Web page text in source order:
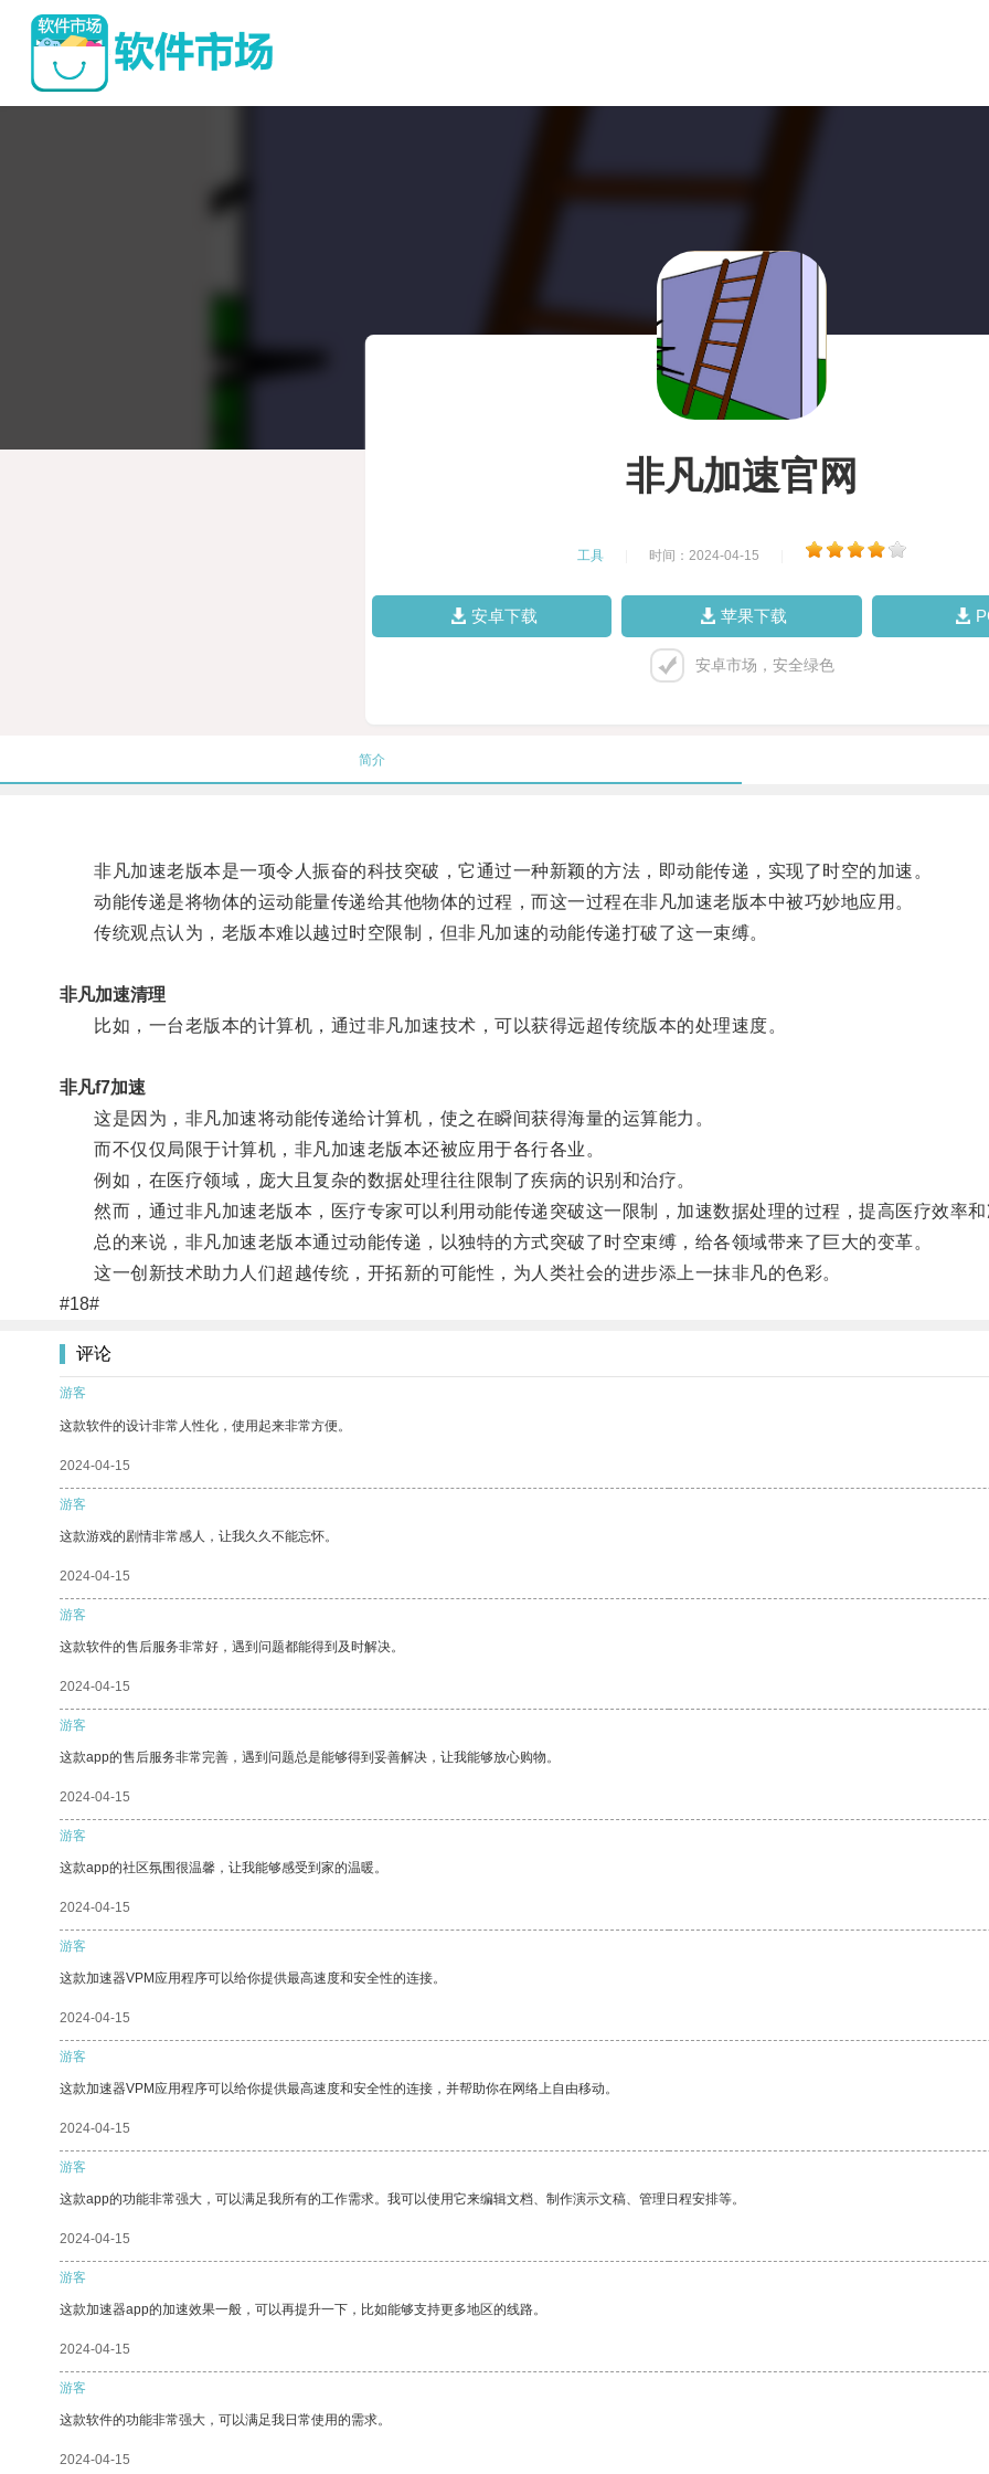
非凡加速官网
工具 时间：2024-04-15
安卓下载 苹果下载
安卓市场，安全绿色
简介
非凡加速老版本是一项令人振奋的科技突破，它通过一种新颖的方法，即动能传递，实现了时空的加速。
动能传递是将物体的运动能量传递给其他物体的过程，而这一过程在非凡加速老版本中被巧妙地应用。
传统观点认为，老版本难以越过时空限制，但非凡加速的动能传递打破了这一束缚。
非凡加速清理
比如，一台老版本的计算机，通过非凡加速技术，可以获得远超传统版本的处理速度。
非凡f7加速
这是因为，非凡加速将动能传递给计算机，使之在瞬间获得海量的运算能力。
而不仅仅局限于计算机，非凡加速老版本还被应用于各行各业。
例如，在医疗领域，庞大且复杂的数据处理往往限制了疾病的识别和治疗。
然而，通过非凡加速老版本，医疗专家可以利用动能传递突破这一限制，加速数据处理的过程，提高医疗效率和
总的来说，非凡加速老版本通过动能传递，以独特的方式突破了时空束缚，给各领域带来了巨大的变革。
这一创新技术助力人们超越传统，开拓新的可能性，为人类社会的进步添上一抹非凡的色彩。
#18#
评论
游客
这款软件的设计非常人性化，使用起来非常方便。
2024-04-15
游客
这款游戏的剧情非常感人，让我久久不能忘怀。
2024-04-15
游客
这款软件的售后服务非常好，遇到问题都能得到及时解决。
2024-04-15
游客
这款app的售后服务非常完善，遇到问题总是能够得到妥善解决，让我能够放心购物。
2024-04-15
游客
这款app的社区氛围很温馨，让我能够感受到家的温暖。
2024-04-15
游客
这款加速器VPM应用程序可以给你提供最高速度和安全性的连接。
2024-04-15
游客
这款加速器VPM应用程序可以给你提供最高速度和安全性的连接，并帮助你在网络上自由移动。
2024-04-15
游客
这款app的功能非常强大，可以满足我所有的工作需求。我可以使用它来编辑文档、制作演示文稿、管理日程安排等。
2024-04-15
游客
这款加速器app的加速效果一般，可以再提升一下，比如能够支持更多地区的线路。
2024-04-15
游客
这款软件的功能非常强大，可以满足我日常使用的需求。
2024-04-15